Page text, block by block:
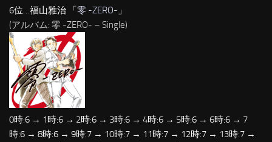
6位…福山雅治 「零 -ZERO- 」
(アルバム: 零 -ZERO- – Single)
0時:6 → 1時:6 → 2時:6 → 3時:6 → 4時:6 → 5時:6 → 6時:6 → 7
時:6 → 8時:6 → 9時:7 → 10時:7 → 11時:7 → 12時:7 → 13時:7 →